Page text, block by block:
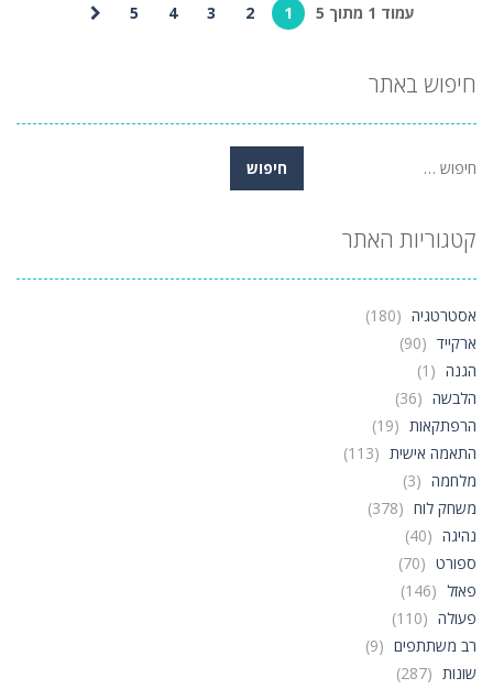
התאמה אישית
עמוד 1 מתוך 5 1
2
3
4
5
חיפוש באתר
חיפוש:
קטגוריות האתר
אסטרטגיה (180)
ארקייד (90)
הגנה (1)
הלבשה (36)
הרפתקאות (19)
התאמה אישית (113)
מלחמה (3)
משחק לוח (378)
נהיגה (40)
ספורט (70)
פאזל (146)
פעולה (110)
רב משתתפים (9)
שונות (287)